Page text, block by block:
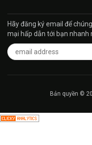
Hãy đăng ký email để
mại hấp dẫn tới bạn nhanh
Bản quyền ©